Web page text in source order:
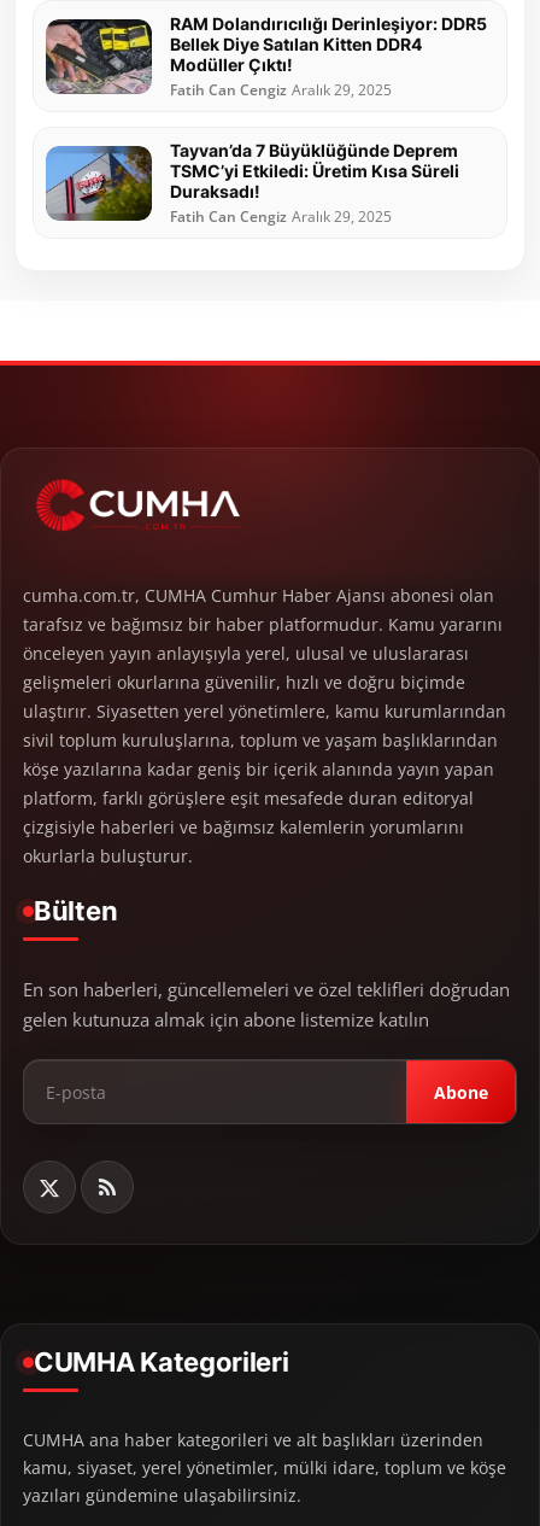
RAM Dolandırıcılığı Derinleşiyor: DDR5
Bellek Diye Satılan Kitten DDR4
Modüller Çıktı!
Fatih Can Cengiz Aralık 29, 2025
Tayvan’da 7 Büyüklüğünde Deprem
TSMC’yi Etkiledi: Üretim Kısa Süreli
Duraksadı!
Fatih Can Cengiz Aralık 29, 2025
cumha.com.tr, CUMHA Cumhur Haber Ajansı abonesi olan
tarafsız ve bağımsız bir haber platformudur. Kamu yararını
önceleyen yayın anlayışıyla yerel, ulusal ve uluslararası
gelişmeleri okurlarına güvenilir, hızlı ve doğru biçimde
ulaştırır. Siyasetten yerel yönetimlere, kamu kurumlarından
sivil toplum kuruluşlarına, toplum ve yaşam başlıklarından
köşe yazılarına kadar geniş bir içerik alanında yayın yapan
platform, farklı görüşlere eşit mesafede duran editoryal
çizgisiyle haberleri ve bağımsız kalemlerin yorumlarını
okurlarla buluşturur.
Bülten
En son haberleri, güncellemeleri ve özel teklifleri doğrudan
gelen kutunuza almak için abone listemize katılın
Abone
CUMHA Kategorileri
CUMHA ana haber kategorileri ve alt başlıkları üzerinden
kamu, siyaset, yerel yönetimler, mülki idare, toplum ve köşe
yazıları gündemine ulaşabilirsiniz.